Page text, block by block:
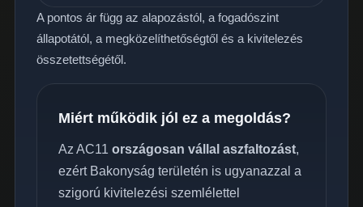
A pontos ár függ az alapozástól, a fogadószint
állapotától, a megközelíthetőségtől és a kivitelezés
összetettségétől.
Miért működik jól ez a megoldás?
Az AC11 országosan vállal aszfaltozást,
ezért Bakonyság területén is ugyanazzal a
szigorú kivitelezési szemlélettel